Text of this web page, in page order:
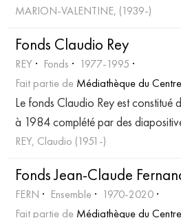
MARION-VALENTINE, (1939-)
Fonds Claudio Rey
REY Fonds
1977-1995
Fait partie de Médiathèque du
Le fonds Claudio Rey est
à 1984 complété par des
REY, Claudio (1951-)
Fonds Jean-Claude
FERN Ensemble
1970-2020
Fait partie de Médiathèque du